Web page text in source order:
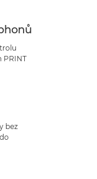
PRINT
bez